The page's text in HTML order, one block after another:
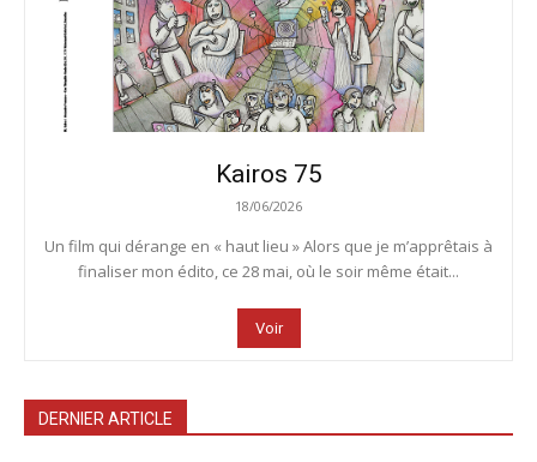
Kairos 75
18/06/2026
Un film qui dérange en « haut lieu » Alors que je m’apprêtais à
finaliser mon édito, ce 28 mai, où le soir même était...
Voir
DERNIER ARTICLE